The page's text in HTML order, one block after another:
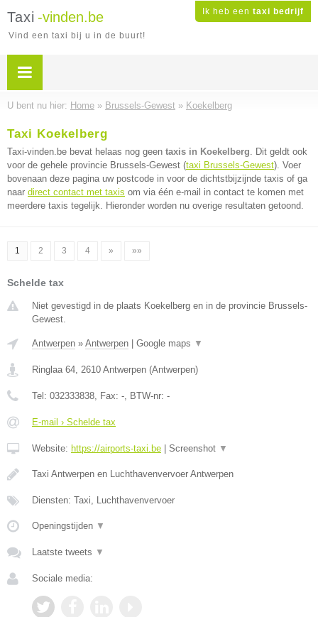
Ik heb een taxi bedrijf
Taxi -vinden.be
Vind een taxi bij u in de buurt!
U bent nu hier: Home » Brussels-Gewest » Koekelberg
Taxi Koekelberg
Taxi-vinden.be bevat helaas nog geen taxis in Koekelberg. Dit geldt ook
voor de gehele provincie Brussels-Gewest (taxi Brussels-Gewest). Voer
bovenaan deze pagina uw postcode in voor de dichtstbijzijnde taxis of ga
naar direct contact met taxis om via één e-mail in contact te komen met
meerdere taxis tegelijk. Hieronder worden nu overige resultaten getoond.
1 2 3 4 » »»
Schelde tax
Niet gevestigd in de plaats Koekelberg en in de provincie Brussels-
Gewest.
Antwerpen » Antwerpen Google maps ▼
Ringlaa 64, 2610 Antwerpen (Antwerpen)
Tel: 032333838, Fax: -, BTW-nr: -
E-mail › Schelde tax
Website: https://airports-taxi.be Screenshot ▼
Taxi Antwerpen en Luchthavenvervoer Antwerpen
Diensten: Taxi, Luchthavenvervoer
Openingstijden ▼
Laatste tweets ▼
Sociale media: